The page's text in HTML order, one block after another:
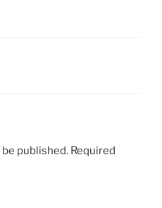
published. Required